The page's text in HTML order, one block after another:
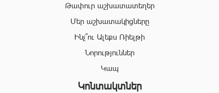
շնորհիվ՝ «Ալեքս-Ռ» ընկերության պրոֆեսիոնալ
անձնակազմը Ձեզ կօգնի իրականացնել շահավետ
գործարքներ՝ ապահովելով գործարքի գաղտնիությունը, և
զերծ մնալ գործարքի ընթացքում բարձր ռիսկերից՝
«Ալեքս-Ռ» ընկերության իրավաբանական բաժնի
Թափուր աշխատատեղեր
Մեր աշխատակիցները
Ինչ՞ու Ալեքս Ռիելթի
Նորություններ
Կապ
Կոնտակտներ